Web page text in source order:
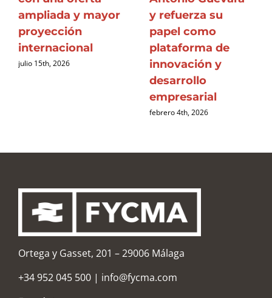
ampliada y mayor
proyección
internacional
julio 15th, 2026
y refuerza su
papel como
plataforma de
innovación y
desarrollo
empresarial
febrero 4th, 2026
Ortega y Gasset, 201 – 29006 Málaga
+34 952 045 500 | info@fycma.com